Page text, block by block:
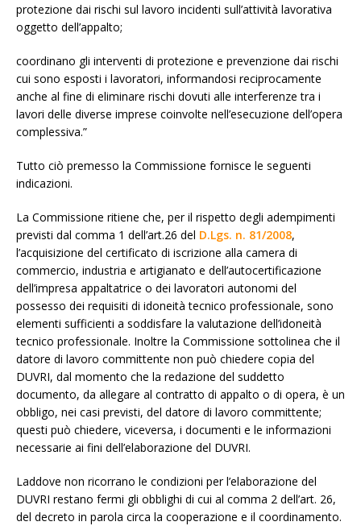
protezione dai rischi sul lavoro incidenti sull’attività lavorativa
oggetto dell’appalto;
coordinano gli interventi di protezione e prevenzione dai rischi
cui sono esposti i lavoratori, informandosi reciprocamente
anche al fine di eliminare rischi dovuti alle interferenze tra i
lavori delle diverse imprese coinvolte nell’esecuzione dell’opera
complessiva.”
Tutto ciò premesso la Commissione fornisce le seguenti
indicazioni.
La Commissione ritiene che, per il rispetto degli adempimenti
previsti dal comma 1 dell’art.26 del D.Lgs. n. 81/2008,
l’acquisizione del certificato di iscrizione alla camera di
commercio, industria e artigianato e dell’autocertificazione
dell’impresa appaltatrice o dei lavoratori autonomi del
possesso dei requisiti di idoneità tecnico professionale, sono
elementi sufficienti a soddisfare la valutazione dell’idoneità
tecnico professionale. Inoltre la Commissione sottolinea che il
datore di lavoro committente non può chiedere copia del
DUVRI, dal momento che la redazione del suddetto
documento, da allegare al contratto di appalto o di opera, è un
obbligo, nei casi previsti, del datore di lavoro committente;
questi può chiedere, viceversa, i documenti e le informazioni
necessarie ai fini dell’elaborazione del DUVRI.
Laddove non ricorrano le condizioni per l’elaborazione del
DUVRI restano fermi gli obblighi di cui al comma 2 dell’art. 26,
del decreto in parola circa la cooperazione e il coordinamento.